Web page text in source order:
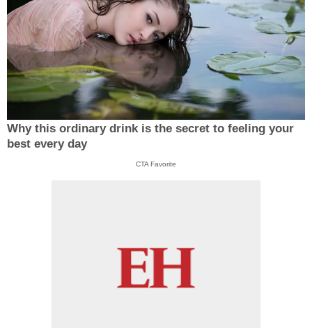
Why this ordinary drink is the secret to feeling your
best every day
CTA Favorite